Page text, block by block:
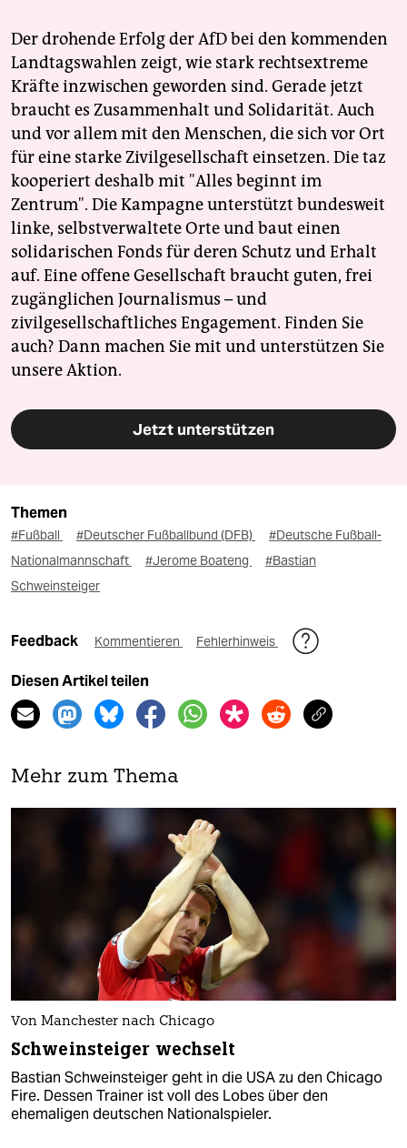
Der drohende Erfolg der AfD bei den kommenden
Landtagswahlen zeigt, wie stark rechtsextreme
Kräfte inzwischen geworden sind. Gerade jetzt
braucht es Zusammenhalt und Solidarität. Auch
und vor allem mit den Menschen, die sich vor Ort
für eine starke Zivilgesellschaft einsetzen. Die taz
kooperiert deshalb mit "Alles beginnt im
Zentrum". Die Kampagne unterstützt bundesweit
linke, selbstverwaltete Orte und baut einen
solidarischen Fonds für deren Schutz und Erhalt
auf. Eine offene Gesellschaft braucht guten, frei
zugänglichen Journalismus – und
zivilgesellschaftliches Engagement. Finden Sie
auch? Dann machen Sie mit und unterstützen Sie
unsere Aktion.
Jetzt unterstützen
Themen
#Fußball #Deutscher Fußballbund (DFB)
#Deutsche Fußball-
Nationalmannschaft
#Jerome Boateng
#Bastian
Schweinsteiger
Feedback Kommentieren Fehlerhinweis
Diesen Artikel teilen
Mehr zum Thema
Von Manchester nach Chicago
Schweinsteiger wechselt
Bastian Schweinsteiger geht in die USA zu den Chicago
Fire. Dessen Trainer ist voll des Lobes über den
ehemaligen deutschen Nationalspieler.